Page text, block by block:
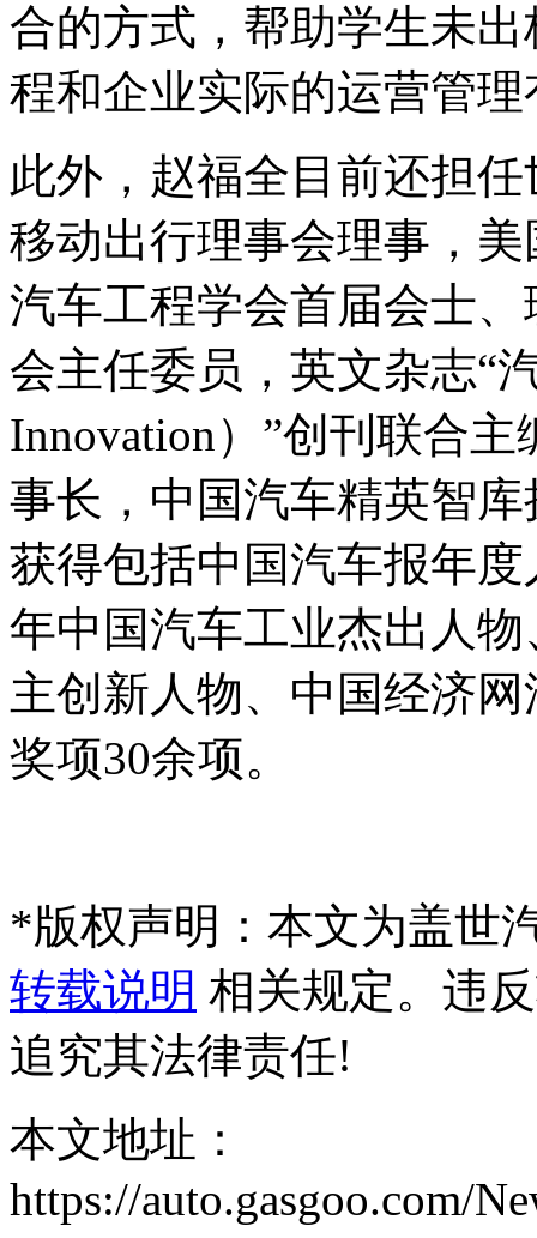
合的方式，帮助学生未
程和企业实际的运营管
此外，赵福全目前还担
移动出行理事会理事，
汽车工程学会首届会士
会主任委员，英文杂志“
Innovation）”创刊联合
事长，中国汽车精英智
获得包括中国汽车报年
年中国汽车工业杰出人
主创新人物、中国经济
奖项30余项。
*版权声明：本文为盖世
转载说明 相关规定。违
追究其法律责任!
本文地址：
https://auto.gasgoo.com/